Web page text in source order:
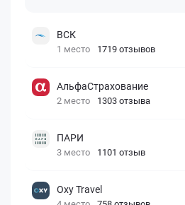
ВСК
1 место 1719 отзывов
АльфаСтрахование
2 место 1303 отзыва
ПАРИ
3 место 1101 отзыв
Oxy Travel